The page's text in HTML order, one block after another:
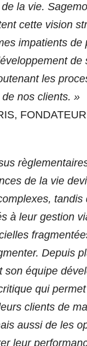
la vie.
cette vision
impatients de
de
les
nos clients. »
de la vie
tandis
à leur gestion
Depuis
son équipe
qui
clients de
aussi de les
leur